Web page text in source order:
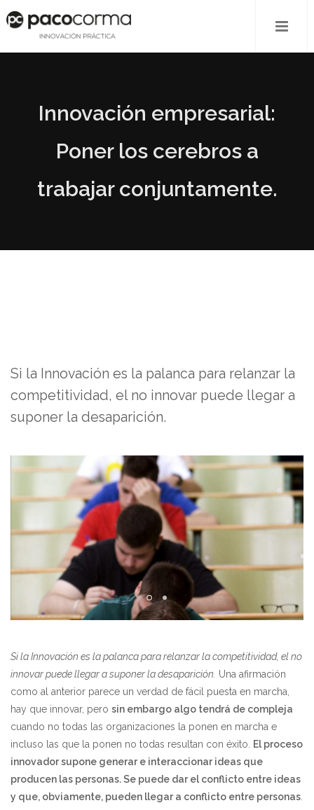
Innovación empresarial:
Poner los cerebros a
trabajar conjuntamente.
Si la Innovación es la palanca para relanzar la
competitividad, el no innovar puede llegar a
suponer la desaparición.
Si la Innovación es la palanca para relanzar la competitividad, el no
innovar puede llegar a suponer la desaparición. Una afirmación
como al anterior parece un verdad de fácil puesta en marcha,
hay que innovar, pero sin embargo algo tendrá de compleja
cuando no todas las organizaciones la ponen en marcha e
incluso las que la ponen no todas resultan con éxito.
El proceso
innovador supone generar e interaccionar ideas que
producen las personas. Se puede dar el conflicto entre ideas
y que, obviamente, pueden llegar a conflicto entre personas